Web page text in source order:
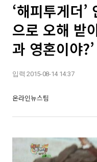
‘해피투게더
으로 오해 받
과 영혼이야?’
입력 2015-08-14 14:37
온라인뉴스팀